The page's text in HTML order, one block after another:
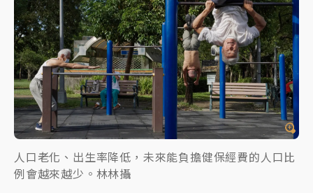
人口老化、出生率降低，未來能負擔健保經費的人口比
例會越來越少。林林攝